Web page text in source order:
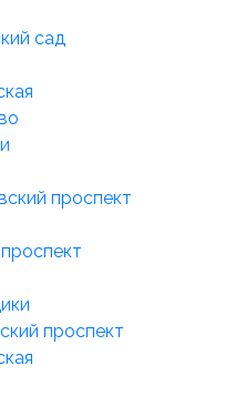
сад
проспект
проспект